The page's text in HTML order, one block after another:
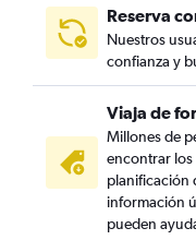
Reserva
Nuestros
confianza y
Viaja de
Millones de
encontrar los
planificación
información
pueden